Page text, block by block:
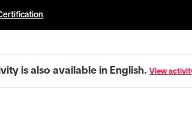
is also available in English. View